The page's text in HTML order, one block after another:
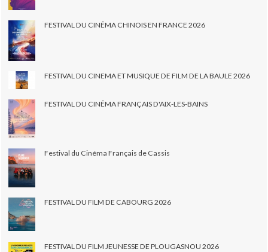
FESTIVAL DU CINÉMA CHINOIS EN FRANCE 2026
FESTIVAL DU CINEMA ET MUSIQUE DE FILM DE LA BAULE 2026
FESTIVAL DU CINÉMA FRANÇAIS D'AIX-LES-BAINS
Festival du Cinéma Français de Cassis
FESTIVAL DU FILM DE CABOURG 2026
FESTIVAL DU FILM JEUNESSE DE PLOUGASNOU 2026